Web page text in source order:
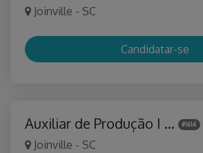
Joinville - SC
Candidatar-se
Auxiliar de Produção I … #1614
Joinville - SC